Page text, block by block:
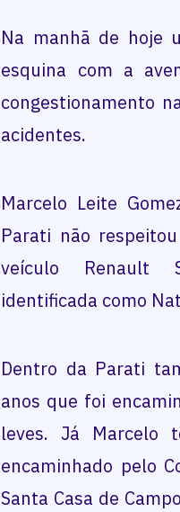
Na manhã de hoje
esquina com a
congestionamento
acidentes.
Marcelo Leite
Parati não
veículo Renault
identificada como
Dentro da Parati
anos que foi
leves. Já Marcelo
encaminhado pelo
Santa Casa de